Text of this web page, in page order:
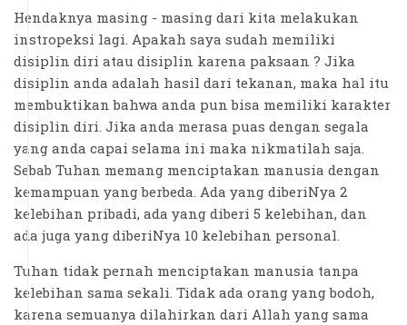
Hendaknya masing - masing dari kita melakukan
instropeksi lagi. Apakah saya sudah memiliki
disiplin diri atau disiplin karena paksaan ? Jika
disiplin anda adalah hasil dari tekanan, maka hal itu
membuktikan bahwa anda pun bisa memiliki karakter
disiplin diri. Jika anda merasa puas dengan segala
yang anda capai selama ini maka nikmatilah saja.
Sebab Tuhan memang menciptakan manusia dengan
kemampuan yang berbeda. Ada yang diberiNya 2
kelebihan pribadi, ada yang diberi 5 kelebihan, dan
ada juga yang diberiNya 10 kelebihan personal.
Tuhan tidak pernah menciptakan manusia tanpa
kelebihan sama sekali. Tidak ada orang yang bodoh,
karena semuanya dilahirkan dari Allah yang sama